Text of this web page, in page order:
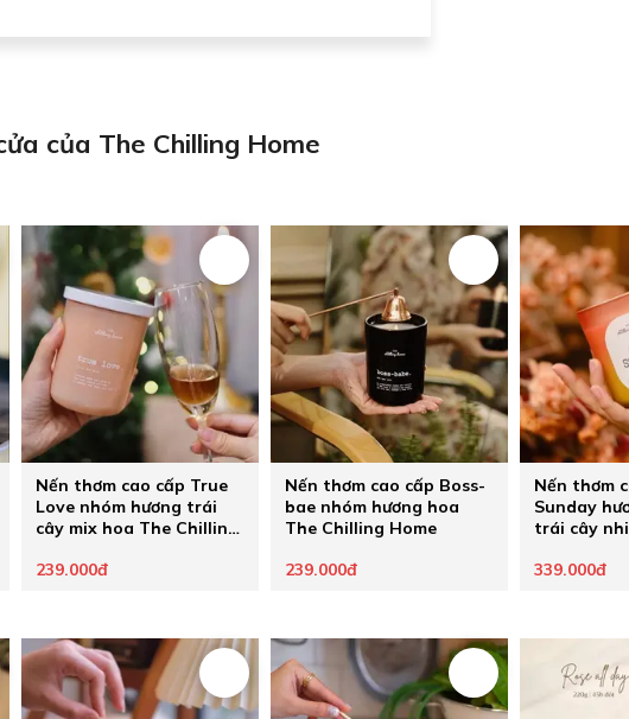
của The Chilling Home
Nến thơm cao cấp True
Love nhóm hương trái
cây mix hoa The Chilling
239.000đ
Nến thơm cao cấp Boss-
bae nhóm hương hoa
The Chilling Home
239.000đ
Nến thơm
Sunday
trái cây
339.000đ